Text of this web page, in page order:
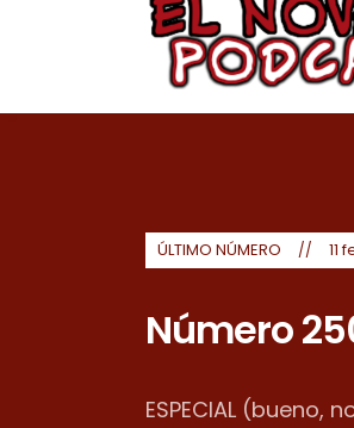
ÚLTIMO NÚMERO 11
Número
ESPECIAL